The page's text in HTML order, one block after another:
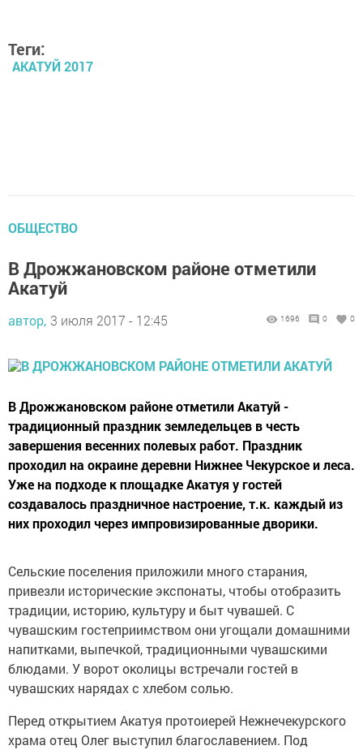
Теги:
АКАТУЙ 2017
ОБЩЕСТВО
В Дрожжановском районе отметили
Акатуй
автор, 3 июля 2017 - 12:45 1696 0 0
В Дрожжановском районе отметили Акатуй -
традиционный праздник земледельцев в честь
завершения весенних полевых работ. Праздник
проходил на окраине деревни Нижнее Чекурское и леса.
Уже на подходе к площадке Акатуя у гостей
создавалось праздничное настроение, т.к. каждый из
них проходил через импровизированные дворики.
Сельские поселения приложили много старания,
привезли исторические экспонаты, чтобы отобразить
традиции, историю, культуру и быт чувашей. С
чувашским гостеприимством они угощали домашними
напитками, выпечкой, традиционными чувашскими
блюдами. У ворот околицы встречали гостей в
чувашских нарядах с хлебом солью.
Перед открытием Акатуя протоиерей Нежнечекурского
храма отец Олег выступил благославением. Под